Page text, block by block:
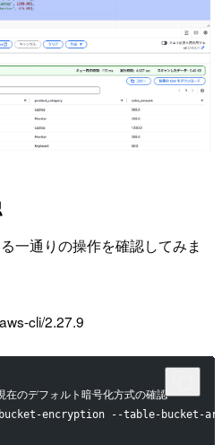
一通りの操作を確認してみま
cli/2.27.9
のデフォルト暗号化方式の確認
encryption --table-bucket-arn {